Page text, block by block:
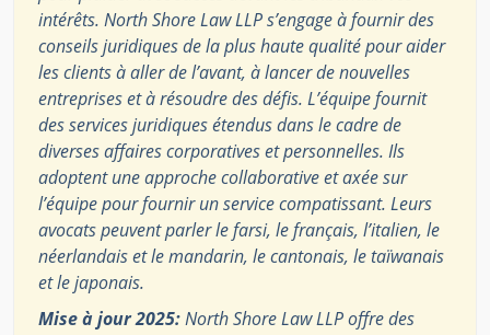
intérêts. North Shore Law LLP s’engage à fournir des
conseils juridiques de la plus haute qualité pour aider
les clients à aller de l’avant, à lancer de nouvelles
entreprises et à résoudre des défis. L’équipe fournit
des services juridiques étendus dans le cadre de
diverses affaires corporatives et personnelles. Ils
adoptent une approche collaborative et axée sur
l’équipe pour fournir un service compatissant. Leurs
avocats peuvent parler le farsi, le français, l’italien, le
néerlandais et le mandarin, le cantonais, le taïwanais
et le japonais.
Mise à jour 2025:North Shore Law LLP offre des